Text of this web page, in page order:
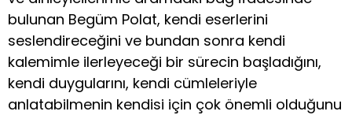
bulunan Begüm Polat, kendi eserlerini
seslendireceğini ve bundan sonra kendi
kalemimle ilerleyeceği bir sürecin başladığını,
kendi duygularını, kendi cümleleriyle
anlatabilmenin kendisi için çok önemli olduğunu